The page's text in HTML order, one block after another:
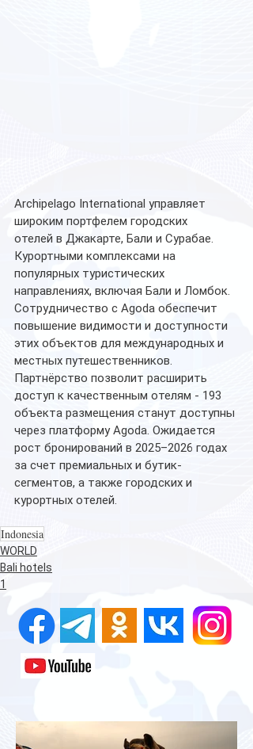
Archipelago International управляет
широким портфелем городских
отелей в Джакарте, Бали и Сурабае.
Курортными комплексами на
популярных туристических
направлениях, включая Бали и Ломбок.
Сотрудничество с Agoda обеспечит
повышение видимости и доступности
этих объектов для международных и
местных путешественников.
Партнёрство позволит расширить
доступ к качественным отелям - 193
объекта размещения станут доступны
через платформу Agoda. Ожидается
рост бронирований в 2025–2026 годах
за счет премиальных и бутик-
сегментов, а также городских и
курортных отелей.
Indonesia
WORLD
Bali hotels
1